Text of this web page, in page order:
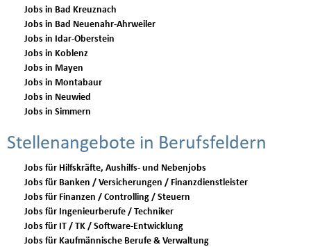
Jobs in Bad Kreuznach
Jobs in Bad Neuenahr-Ahrweiler
Jobs in Idar-Oberstein
Jobs in Koblenz
Jobs in Mayen
Jobs in Montabaur
Jobs in Neuwied
Jobs in Simmern
Stellenangebote in Berufsfeldern
Jobs für Hilfskräfte, Aushilfs- und Nebenjobs
Jobs für Banken / Versicherungen / Finanzdienstleister
Jobs für Finanzen / Controlling / Steuern
Jobs für Ingenieurberufe / Techniker
Jobs für IT / TK / Software-Entwicklung
Jobs für Kaufmännische Berufe & Verwaltung